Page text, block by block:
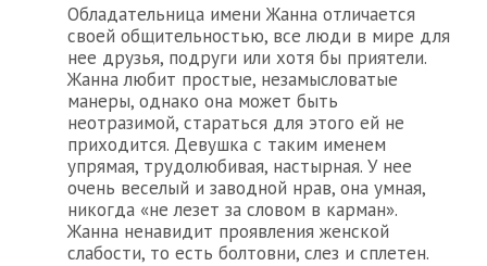
Обладательница имени Жанна отличается
своей общительностью, все люди в мире для
нее друзья, подруги или хотя бы приятели.
Жанна любит простые, незамысловатые
манеры, однако она может быть
неотразимой, стараться для этого ей не
приходится. Девушка с таким именем
упрямая, трудолюбивая, настырная. У нее
очень веселый и заводной нрав, она умная,
никогда «не лезет за словом в карман».
Жанна ненавидит проявления женской
слабости, то есть болтовни, слез и сплетен.